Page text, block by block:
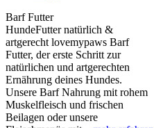
Barf Futter
HundeFutter natürlich &
artgerecht lovemypaws Barf
Futter, der erste Schritt zur
natürlichen und artgerechten
Ernährung deines Hundes.
Unsere Barf Nahrung mit rohem
Muskelfleisch und frischen
Beilagen oder unsere